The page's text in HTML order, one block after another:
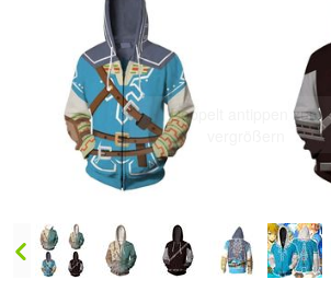
Doppelt antippen zum